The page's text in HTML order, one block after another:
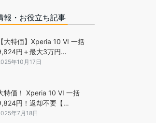
報・お役立ち記事
【大特価】Xperia 10 VI 一括
円＋最大3万円…
年10月17日
特価！ Xperia 10 VI 一括
円！返却不要【…
年7月18日